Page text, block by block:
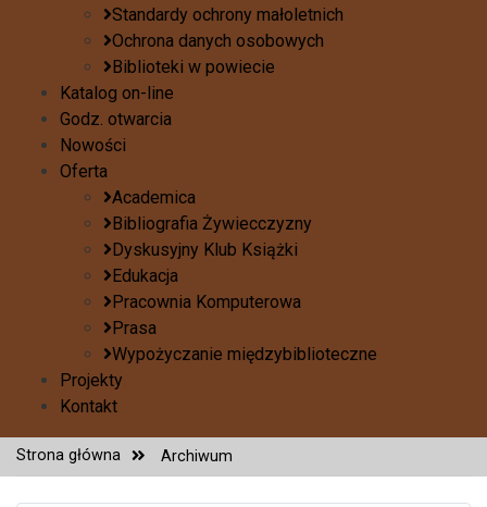
Standardy ochrony małoletnich
Ochrona danych osobowych
Biblioteki w powiecie
Katalog on-line
Godz. otwarcia
Nowości
Oferta
Academica
Bibliografia Żywiecczyzny
Dyskusyjny Klub Książki
Edukacja
Pracownia Komputerowa
Prasa
Wypożyczanie międzybiblioteczne
Projekty
Kontakt
Strona główna Archiwum